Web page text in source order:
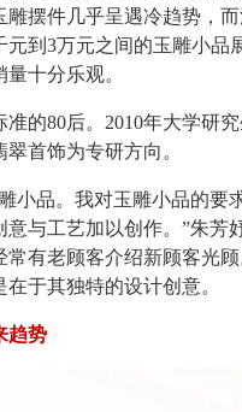
摆件几乎呈遇冷趋势，
到3万元之间的玉雕小品
十分乐观。
80后。2010年大学研究
首饰为专研方向。
品。我对玉雕小品的要
与工艺加以创作。”朱芳
有老顾客介绍新顾客光
于其独特的设计创意。
趋势